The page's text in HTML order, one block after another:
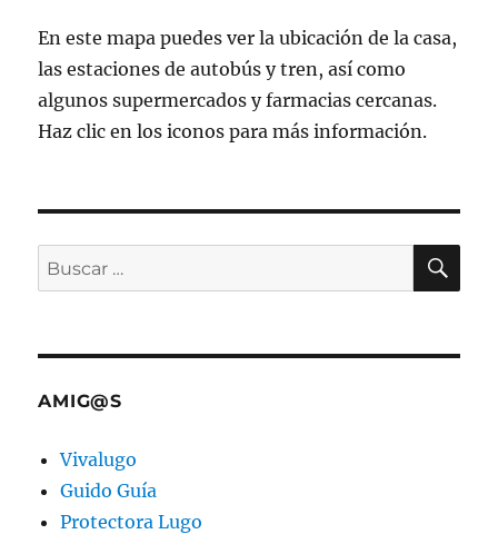
En este mapa puedes ver la ubicación de la casa,
las estaciones de autobús y tren, así como
algunos supermercados y farmacias cercanas.
Haz clic en los iconos para más información.
Buscar
por:
AMIG@S
Vivalugo
Guido Guía
Protectora Lugo